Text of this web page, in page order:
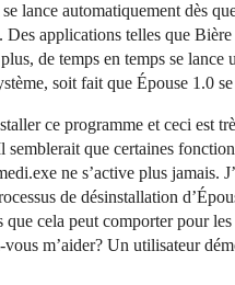
lance automatiquement dès
Des applications telles que
de temps en temps se
soit fait que Épouse 1.0
ce programme et ceci est
que certaines
ne s’active plus jamais.
de désinstallation
que cela peut comporter pour
m’aider? Un utilisateur